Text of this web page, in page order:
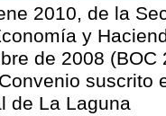
2010, de la
y
de 2008
suscrito
de La Laguna